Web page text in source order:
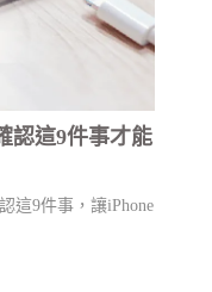
認這9件事才能
這9件事，讓iPhone